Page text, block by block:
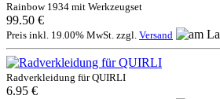
Rainbow 1934 mit Werkzeugset
99.50 €
Preis inkl. 19.00% MwSt. zzgl. Versand
Radverkleidung für QUIRLI
6.95 €